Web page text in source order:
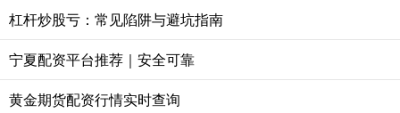
杠杆炒股亏：常见陷阱与避坑指南
宁夏配资平台推荐｜安全可靠
黄金期货配资行情实时查询